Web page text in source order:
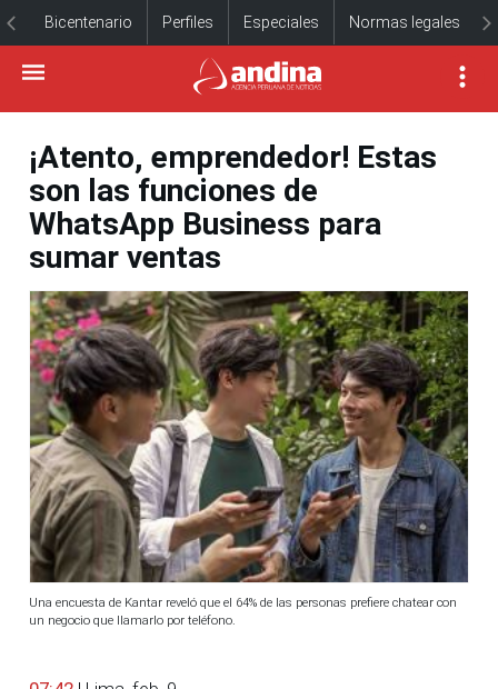
Bicentenario Perfiles Especiales Normas legales
¡Atento, emprendedor! Estas
son las funciones de
WhatsApp Business para
sumar ventas
Una encuesta de Kantar reveló que el 64% de las personas prefiere chatear con
un negocio que llamarlo por teléfono.